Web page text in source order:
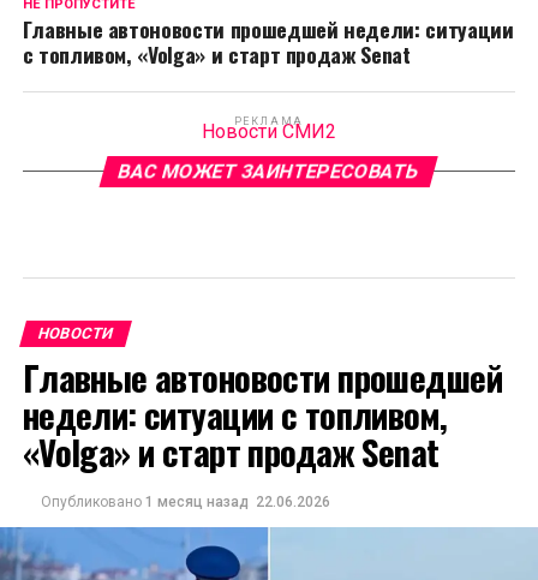
НЕ ПРОПУСТИТЕ
Главные автоновости прошедшей недели: ситуации
с топливом, «Volga» и старт продаж Senat
РЕКЛАМА
Новости СМИ2
ВАС МОЖЕТ ЗАИНТЕРЕСОВАТЬ
НОВОСТИ
Главные автоновости прошедшей
недели: ситуации с топливом,
«Volga» и старт продаж Senat
Опубликовано 1 месяц назад 22.06.2026